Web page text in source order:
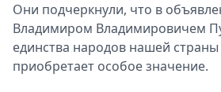
Они подчеркнули, что в
Владимиром Владимировичем
единства народов нашей страны
приобретает особое значение.